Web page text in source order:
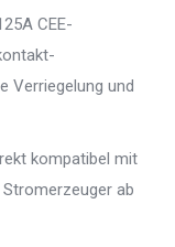
CEE-
Verriegelung und
kompatibel mit
ab